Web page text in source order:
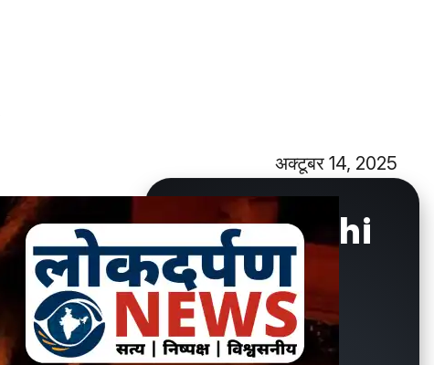
अक्टूबर 14, 2025
New Delhi